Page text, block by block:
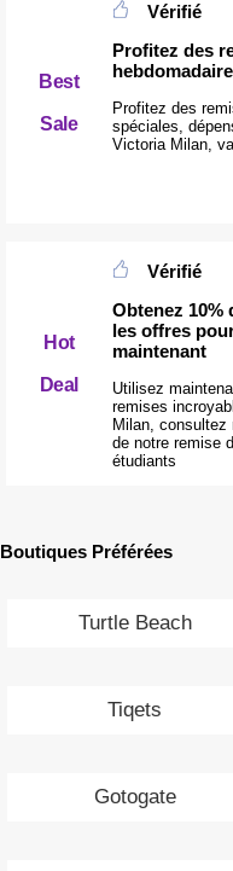
Best
Sale
Vérifié
Profitez des
Profitez des
spéciales,
Victoria Milan,
Hot
Deal
Vérifié
Obtenez 10%
les offres
maintenant
Utilisez
remises
Milan, consultez
de notre remise
étudiants
Boutiques Préférées
Turtle Beach
Tiqets
Gotogate